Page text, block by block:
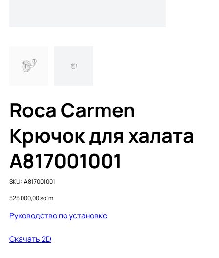
Roca Carmen
Крючок для халата
A817001001
SKU:
SKU
A817001001
A817001001
Price
525 000,00 soʻm
Руководство по установке
Cкачать 2D